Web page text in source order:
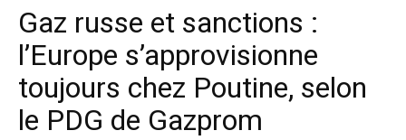
Gaz russe et sanctions :
l’Europe s’approvisionne
toujours chez Poutine, selon
le PDG de Gazprom